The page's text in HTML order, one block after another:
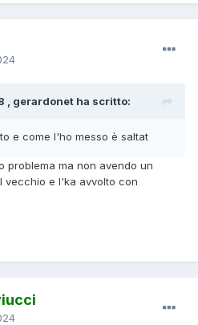
, gerardonet ha scritto:
e come l'ho messo è saltat
problema ma non avendo un
vecchio e l'ka avvolto con